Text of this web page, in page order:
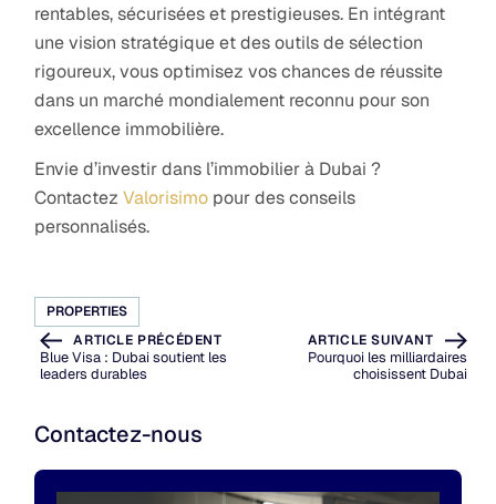
rentables, sécurisées et prestigieuses. En intégrant
une vision stratégique et des outils de sélection
rigoureux, vous optimisez vos chances de réussite
dans un marché mondialement reconnu pour son
excellence immobilière.
Envie d’investir dans l’immobilier à Dubai ?
ContactezValorisimo pour des conseils
personnalisés.
PROPERTIES
ARTICLE PRÉCÉDENT
Blue Visa : Dubai soutient les
leaders durables
ARTICLE SUIVANT
Pourquoi les milliardaires
choisissent Dubai
Contactez-nous